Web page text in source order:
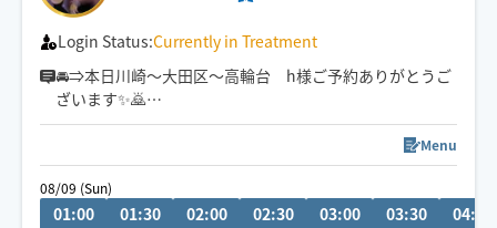
Login Status:Currently in Treatment
🚘⇒本日川崎〜大田区〜高輪台 h様ご予約ありがとうご
ざいます✨🙇
🎺❇️疲れが取れない❇️不眠症❇️首肩痛❇️酷い腰痛❇️やる気
減退❇️何となく不調等お悩みの方へ🎵施術歴20年の経験
と実績をもとに〜
貴方様のお身体の不調不安解消アシストにお役立ていた
Menu
08/09 (Sun)
01:00 01:30 02:00 02:30 03:00 03:30 04:00